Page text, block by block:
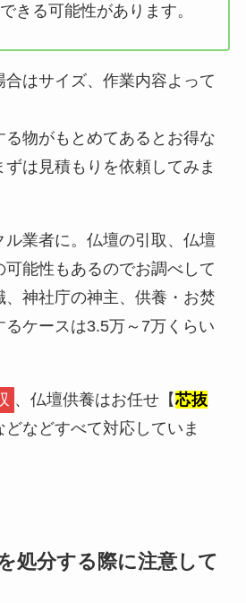
きる可能性があります。
はサイズ、作業内容よって
る物がもとめてあるとお得な
は見積もりを依頼してみま
業者に。仏壇の引取、仏壇
能性もあるのでお調べして
神社庁の神主、供養・お焚
るケースは3.5万～7万くらい
、仏壇供養はお任せ【芯抜
どなどすべて対応していま
処分する際に注意して